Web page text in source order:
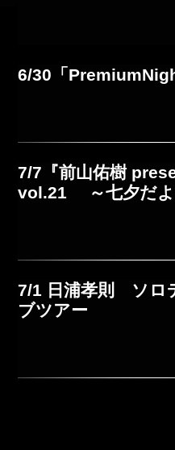
6/30「
7/7『前山佑樹
vol.21 ～七夕だよ
7/1 日浦孝則 ソロ
ブツアー